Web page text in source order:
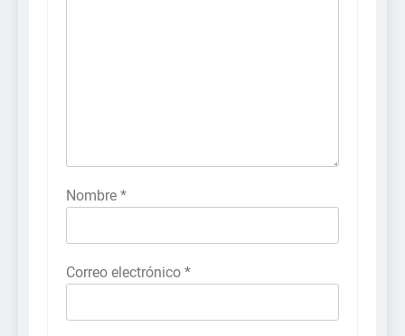
Nombre *
Correo electrónico *